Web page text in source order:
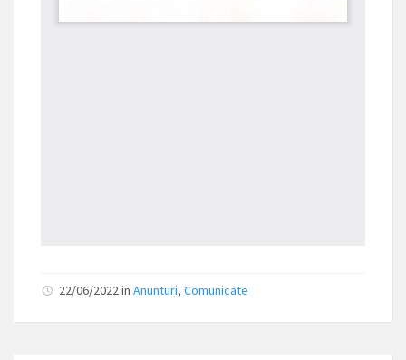
22/06/2022in Anunturi, Comunicate